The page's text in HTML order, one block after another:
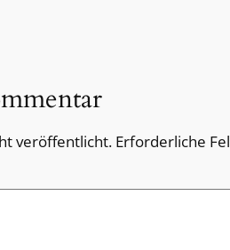
veröffentlicht. Erforderliche